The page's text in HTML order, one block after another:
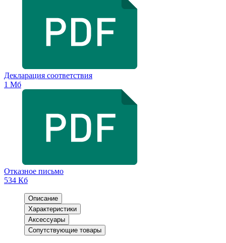
Декларация соответствия
1 Мб
Отказное письмо
534 Кб
Описание
Характеристики
Аксессуары
Сопутствующие товары